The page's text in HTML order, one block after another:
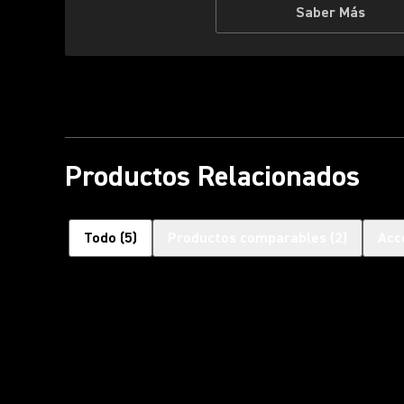
Saber Más
Productos Relacionados
Todo (5)